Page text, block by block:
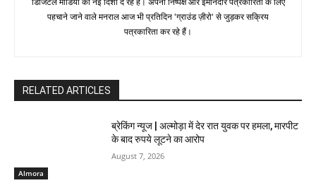
पहचाने जाने वाले मनराल आज भी प्रतिदिन 'ग्राउंड ज़ीरो' से जुड़कर सक्रिय
पत्रकारिता कर रहे हैं।
RELATED ARTICLES
Almora
ब्रेकिंग न्यूज | अल्मोड़ा में देर रात युवक पर हमला, मारपीट
के बाद रुपये लूटने का आरोप
August 7, 2026